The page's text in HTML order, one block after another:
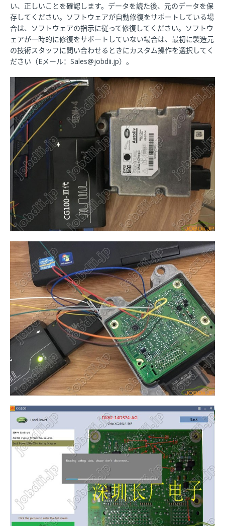
い、正しいことを確認します。データを読た後、元のデータを保
存してください。ソフトウェアが自動修復をサポートしている場
合は、ソフトウェアの指示に従って修復してください。ソフトウ
ェアが一時的に修復をサポートしていない場合は、最初に製造元
の技術スタッフに問い合わせるときにカスタム操作を選択してく
ださい（Eメール：Sales@jobdii.jp）。